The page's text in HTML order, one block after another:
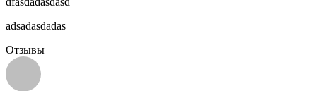
adsadasdadas
Отзывы